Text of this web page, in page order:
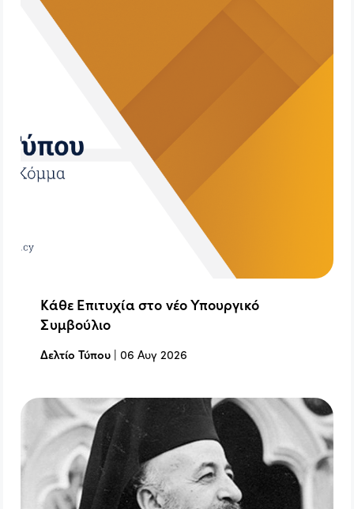
Κάθε Επιτυχία στο νέο Υπουργικό
Συμβούλιο
Δελτίο Τύπου |06 Αυγ 2026